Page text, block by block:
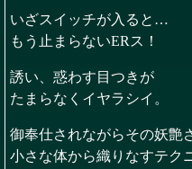
いざスイッチが入ると…
もう止まらないERス！
誘い、惑わす目つきが
たまらなくイヤラシイ。
御奉仕されながらその妖艶
小さな体から織りなすテク